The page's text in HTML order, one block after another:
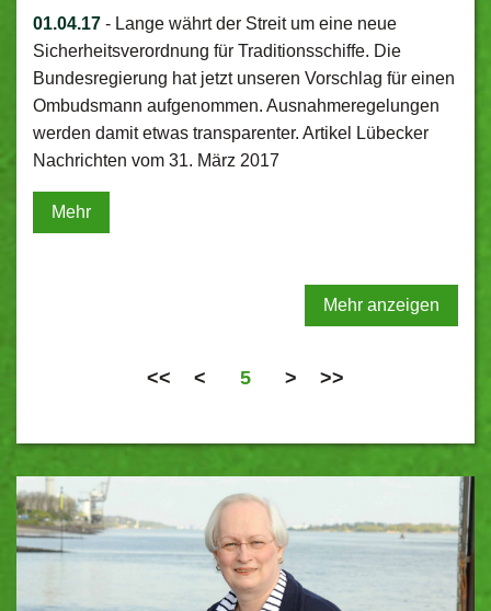
01.04.17 - Lange währt der Streit um eine neue
Sicherheitsverordnung für Traditionsschiffe. Die
Bundesregierung hat jetzt unseren Vorschlag für einen
Ombudsmann aufgenommen. Ausnahmeregelungen
werden damit etwas transparenter. Artikel Lübecker
Nachrichten vom 31. März 2017
Mehr
Mehr anzeigen
<< < 5 > >>